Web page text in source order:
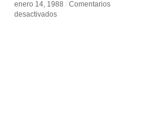
enero 14, 1988 / Comentarios
desactivadosen
enero 14, 1988 / Comentarios
desactivadosen